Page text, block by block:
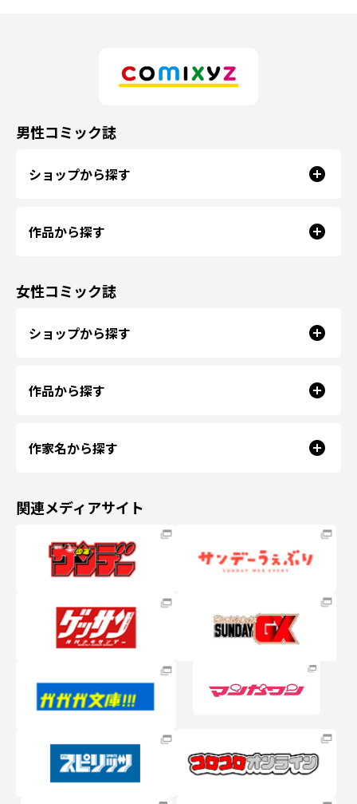
男性コミック誌
ショップから探す
作品から探す
女性コミック誌
ショップから探す
作品から探す
作家名から探す
関連メディアサイト